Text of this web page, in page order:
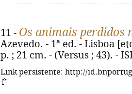
11 - Os animais perdidos
Azevedo. - 1ª ed. - Lisboa
p. ; 21 cm. - (Versus ; 43). -
Link persistente: http://